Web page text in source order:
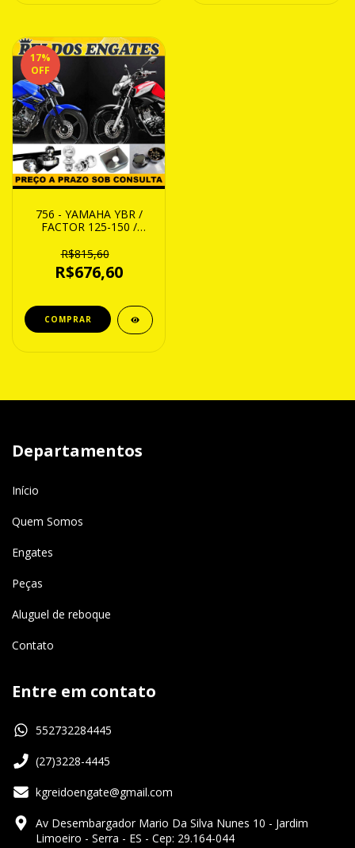
17%
OFF
756 - YAMAHA YBR /
FACTOR 125-150 /
R$815,60
R$676,60
Departamentos
Início
Quem Somos
Engates
Peças
Aluguel de reboque
Contato
Entre em contato
552732284445
(27)3228-4445
kgreidoengate@gmail.com
Av Desembargador Mario Da Silva Nunes 10 - Jardim
Limoeiro - Serra - ES - Cep: 29.164-044